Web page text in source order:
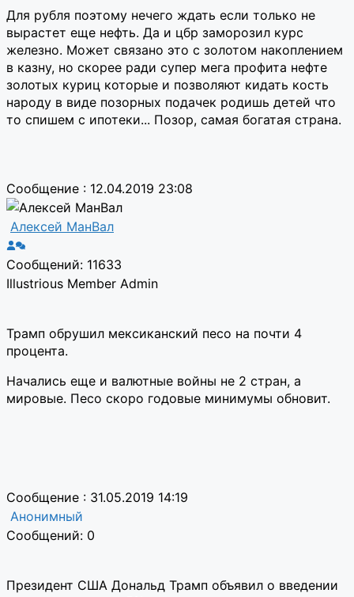
Для рубля поэтому нечего ждать если только не
вырастет еще нефть. Да и цбр заморозил курс
железно. Может связано это с золотом накоплением
в казну, но скорее ради супер мега профита нефте
золотых куриц которые и позволяют кидать кость
народу в виде позорных подачек родишь детей что
то спишем с ипотеки... Позор, самая богатая страна.
Сообщение : 12.04.2019 23:08
Алексей МанВал
Сообщений: 11633
Illustrious Member Admin
Трамп обрушил мексиканский песо на почти 4
процента.
Начались еще и валютные войны не 2 стран, а
мировые. Песо скоро годовые минимумы обновит.
Сообщение : 31.05.2019 14:19
Анонимный
Сообщений: 0
Президент США Дональд Трамп объявил о введении